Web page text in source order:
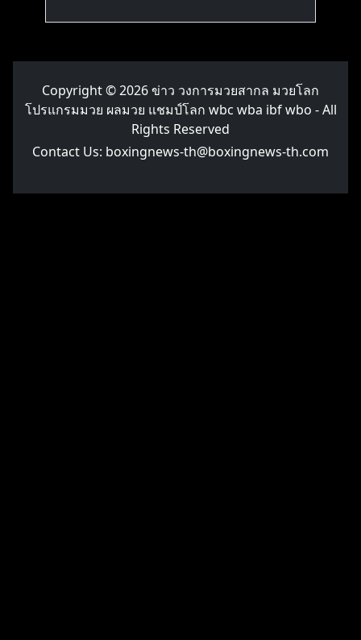
Copyright © 2026ข่าว วงการมวยสากล มวยโลก
โปรแกรมมวย ผลมวย แชมป์โลก wbc wba ibf wbo - All
Rights Reserved
Contact Us: boxingnews-th@boxingnews-th.com